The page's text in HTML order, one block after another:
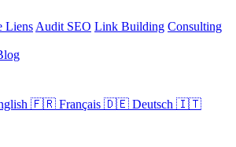
Liens Audit SEO Link Building Consulting
🇫🇷 Français 🇩🇪 Deutsch 🇮🇹